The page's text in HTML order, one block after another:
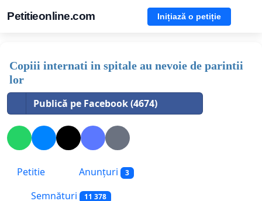
Petitieonline.com Inițiază o petiție
Copiii internati in spitale au nevoie de parintii
lor
Publică pe Facebook (4674)
Petitie Anunțuri 3
Semnături 11 378